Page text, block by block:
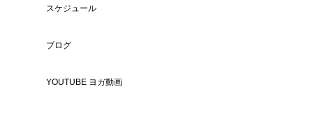
スケジュール
ブログ
YOUTUBE ヨガ動画